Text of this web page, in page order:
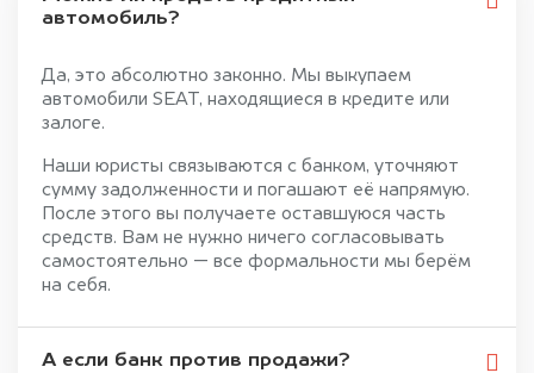
автомобиль?
Да, это абсолютно законно. Мы выкупаем
автомобили SEAT, находящиеся в кредите или
залоге.
Наши юристы связываются с банком, уточняют
сумму задолженности и погашают её напрямую.
После этого вы получаете оставшуюся часть
средств. Вам не нужно ничего согласовывать
самостоятельно — все формальности мы берём
на себя.
А если банк против продажи?